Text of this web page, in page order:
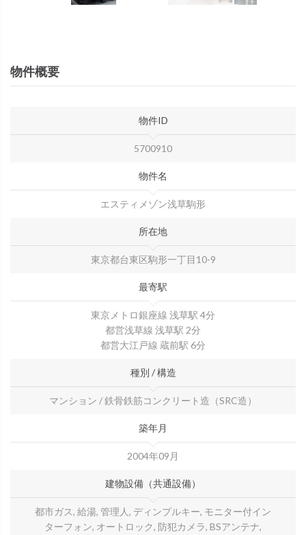
物件概要
物件ID
5700910
物件名
エスティメゾン浅草駒形
所在地
東京都台東区駒形一丁目10-9
最寄駅
東京メトロ銀座線 浅草駅 4分
都営浅草線 浅草駅 2分
都営大江戸線 蔵前駅 6分
種別 / 構造
マンション / 鉄骨鉄筋コンクリート造（SRC造）
築年月
2004年09月
建物設備（共通設備）
都市ガス, 給湯, 管理人, ディンプルキー, モニター付イン
ターフォン, オートロック, 防犯カメラ, BSアンテナ,